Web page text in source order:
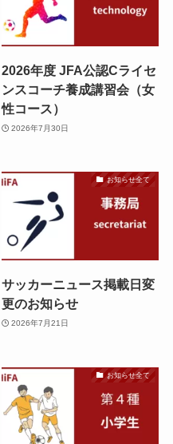
2026年度 JFA公認Cライセ
ンスコーチ養成講習会（女
性コース）
2026年7月30日
お知らせ全て
サッカーニュース掲載日変
更のお知らせ
2026年7月21日
お知らせ全て